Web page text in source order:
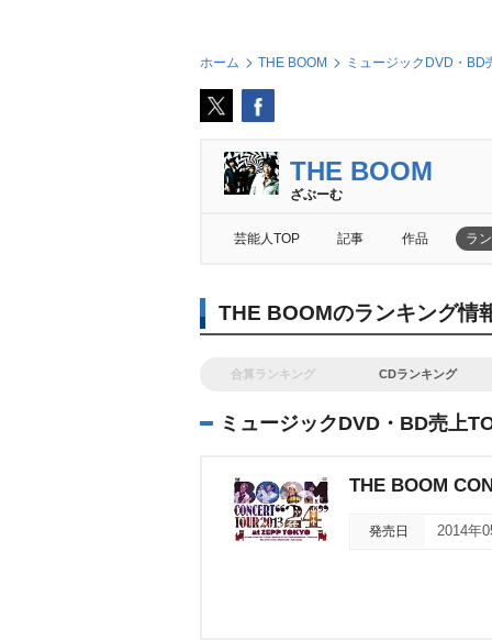
ホーム THE BOOM ミュージックDVD・BD
THE BOOM
ざぶーむ
芸能人TOP 記事 作品 ラ
THE BOOMのランキング情
合算ランキング CDランキング
ミュージックDVD・BD売上
THE BOOM
発売日 2014年